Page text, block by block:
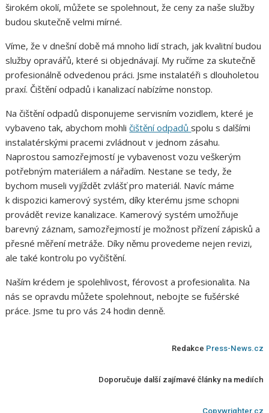
širokém okolí, můžete se spolehnout, že ceny za naše služby
budou skutečně velmi mírné.
Víme, že v dnešní době má mnoho lidí strach, jak kvalitní budou
služby opravářů, které si objednávají. My ručíme za skutečně
profesionálně odvedenou práci. Jsme instalatéři s dlouholetou
praxí. Čištění odpadů i kanalizací nabízíme nonstop.
Na čištění odpadů disponujeme servisním vozidlem, které je
vybaveno tak, abychom mohličištění odpadůspolu s dalšími
instalatérskými pracemi zvládnout v jednom zásahu.
Naprostou samozřejmostí je vybavenost vozu veškerým
potřebným materiálem a nářadím. Nestane se tedy, že
bychom museli vyjíždět zvlášť pro materiál. Navíc máme
k dispozici kamerový systém, díky kterému jsme schopni
provádět revize kanalizace. Kamerový systém umožňuje
barevný záznam, samozřejmostí je možnost přízení zápisků a
přesné měření metráže. Díky němu provedeme nejen revizi,
ale také kontrolu po vyčištění.
Naším krédem je spolehlivost, férovost a profesionalita. Na
nás se opravdu můžete spolehnout, nebojte se fušérské
práce. Jsme tu pro vás 24 hodin denně.
Redakce Press-News.cz
Doporučuje další zajímavé články na mediích
Copywrighter.cz